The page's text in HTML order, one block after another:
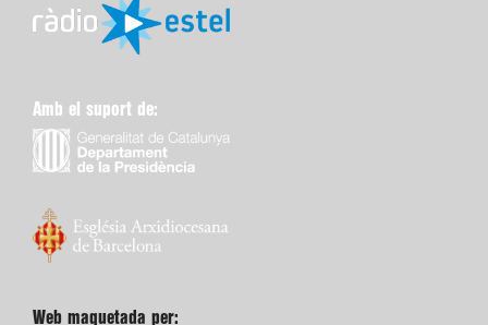
Amb el suport de:
Web maquetada per: